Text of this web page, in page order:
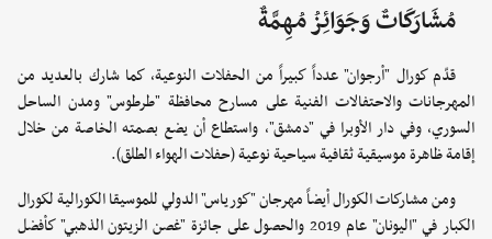
مُشَارَكَاتٌ وَجَوَائِزُ مُهِمَّةٌ
قدّم كورال "أرجوان" عدداً كبيراً من الحفلات النوعية، كما شارك بالعديد من
المهرجانات والاحتفالات الفنية على مسارح محافظة "طرطوس" ومدن الساحل
السوري، وفي دار الأوبرا في "دمشق"، واستطاع أن يضع بصمته الخاصة من خلال
إقامة ظاهرة موسيقية ثقافية سياحية نوعية (حفلات الهواء الطلق).
ومن مشاركات الكورال أيضاً مهرجان "كورياس" الدولي للموسيقا الكورالية لكورال
الكبار في "اليونان" عام 2019 والحصول على جائزة "غصن الزيتون الذهبي" كأفضل